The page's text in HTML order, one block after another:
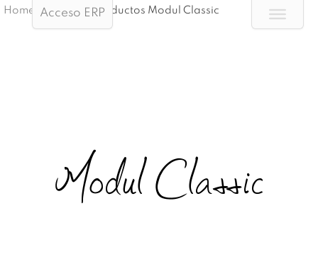
Acceso ERP
Home / Portfolio Productos Modul Classic
Modul Classic